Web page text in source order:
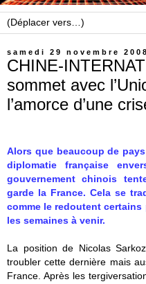
samedi 29 novembre 2008
CHINE-
sommet avec
l’amorce d’une
Alors que beaucoup de
diplomatie française
gouvernement chinois
garde la France. Cela se
comme le redoutent
les semaines à venir.
La position de Nicolas
troubler cette dernière mais
France. Après les